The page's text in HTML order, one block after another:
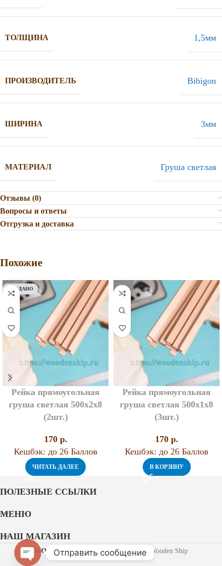
ТОЛЩИНА 1,5мм
ПРОИЗВОДИТЕЛЬ Bibigon
ШИРИНА 3мм
МАТЕРИАЛ Груша светлая
Отзывы (0)
Вопросы и ответы
Отгрузка и доставка
Похожие
ПРОДАНО
Рейка прямоугольная
груша светлая 500х2х8
(2шт.)
170 p.
Кешбэк: до 26 Баллов
ЧИТАТЬ ДАЛЕЕ
Рейка прямоугольная
груша светлая 500х1х8
(3шт.)
170 p.
Кешбэк: до 26 Баллов
В КОРЗИНУ
ПОЛЕЗНЫЕ ССЫЛКИ
МЕНЮ
НАШ МАГАЗИН
WOODEN SHIP 2021 Разработано Wooden Ship
Отправить сообщение